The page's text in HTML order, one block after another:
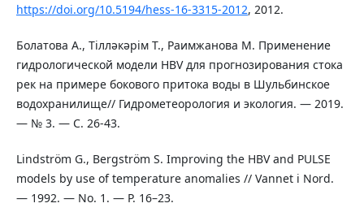
https://doi.org/10.5194/hess-16-3315-2012, 2012.
Болатова А., Тілләкәрім Т., Раимжанова М. Применение
гидрологической модели HBV для прогнозирования стока
рек на примере бокового притока воды в Шульбинское
водохранилище// Гидрометеорология и экология. — 2019.
— № 3. — С. 26-43.
Lindström G., Bergström S. Improving the HBV and PULSE
models by use of temperature anomalies // Vannet i Nord.
— 1992. — No. 1. — P. 16–23.